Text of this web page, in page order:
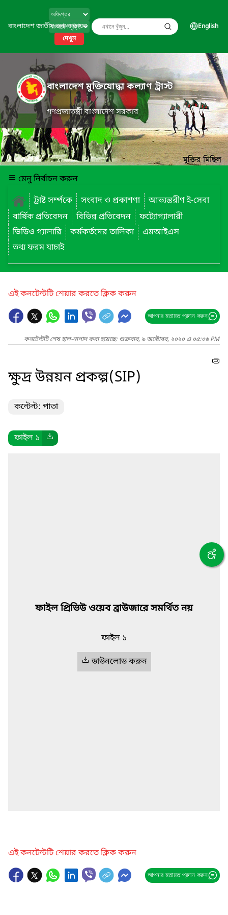
বাংলাদেশ জাতীয় তথ্য বাতায়ন
দেখুন
English
বাংলাদেশ মুক্তিযোদ্ধা কল্যাণ ট্রাস্ট
গণপ্রজাতন্ত্রী বাংলাদেশ সরকার
মেনু নির্বাচন করুন
ট্রাষ্ট সর্ম্পকে
সংবাদ ও প্রকাশণা
আভ্যন্তরীণ ই-সেবা
বার্ষিক প্রতিবেদন
বিভিন্ন প্রতিবেদন
ফট্যোগ্যালারী
ভিডিও গ্যালারি
কর্মকর্তদের তালিকা
এমআইএস
তথ্য ফরম যাচাই
এই কনটেন্টটি শেয়ার করতে ক্লিক করুন
আপনার মতামত প্রদান করুন
কনটেন্টটি শেষ হাল-নাগাদ করা হয়েছে: শুক্রবার, ৯ অক্টোবর, ২০২০ এ ০৫:০৬ PM
ক্ষুদ্র উন্নয়ন প্রকল্প(SIP)
কন্টেন্ট: পাতা
ফাইল ১
ফাইল প্রিভিউ ওয়েব ব্রাউজারে সমর্থিত নয়
ফাইল ১
ডাউনলোড করুন
এই কনটেন্টটি শেয়ার করতে ক্লিক করুন
আপনার মতামত প্রদান করুন